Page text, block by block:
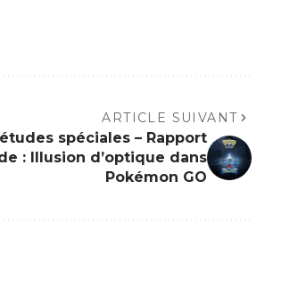
ARTICLE SUIVANT
études spéciales – Rapport
: Illusion d’optique dans
Pokémon GO